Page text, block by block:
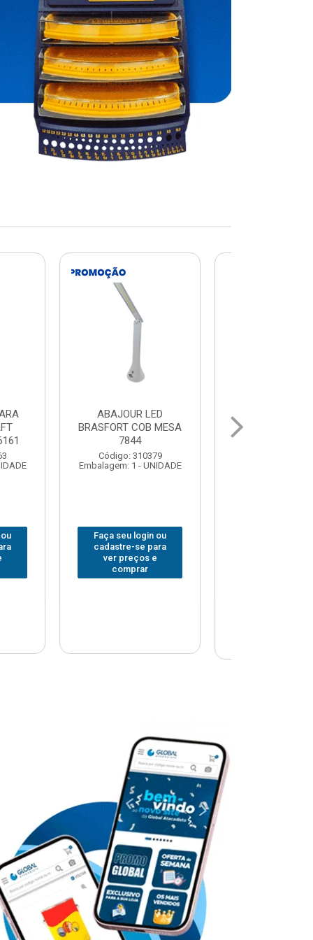
BOLSA PARA
FERRAMENTAS
BRASFORT FECHADA
18BOLSOS 7559
Código: 312401
Faça seu login ou
cadastre-se para
ver preços e
comprar
GRAMPO
SARGENTO